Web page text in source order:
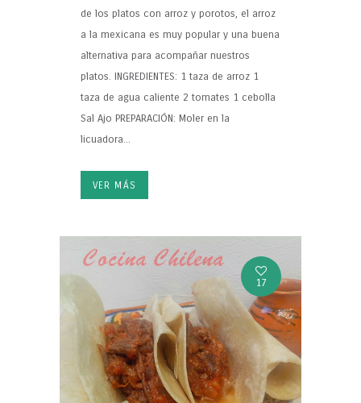
de los platos con arroz y porotos, el arroz
a la mexicana es muy popular y una buena
alternativa para acompañar nuestros
platos. INGREDIENTES: 1 taza de arroz 1
taza de agua caliente 2 tomates 1 cebolla
Sal Ajo PREPARACIÓN: Moler en la
licuadora...
VER MÁS
17